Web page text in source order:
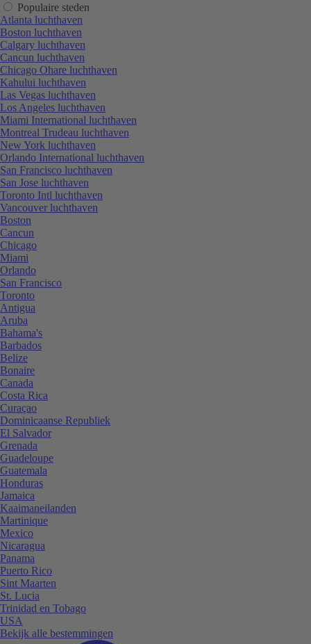
Populaire steden
Atlanta luchthaven
Boston luchthaven
Calgary luchthaven
Cancun luchthaven
Chicago Ohare luchthaven
Kahului luchthaven
Las Vegas luchthaven
Los Angeles luchthaven
Miami International luchthaven
Montreal Trudeau luchthaven
New York luchthaven
Orlando International luchthaven
San Francisco luchthaven
San Jose luchthaven
Toronto Intl luchthaven
Vancouver luchthaven
Boston
Cancun
Chicago
Miami
Orlando
San Francisco
Toronto
Antigua
Aruba
Bahama's
Barbados
Belize
Bonaire
Canada
Costa Rica
Curaçao
Dominicaanse Republiek
El Salvador
Grenada
Guadeloupe
Guatemala
Honduras
Jamaica
Kaaimaneilanden
Martinique
Mexico
Nicaragua
Panama
Puerto Rico
Sint Maarten
St. Lucia
Trinidad en Tobago
USA
Bekijk alle bestemmingen